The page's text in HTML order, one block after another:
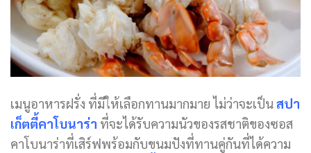
เมนูอาหารฝรั่ง ที่มีให้เลือกทานมากมาย ไม่ว่าจะเป็นสปา
เก็ตตี้คาโบนาร่า ที่จะได้รับความนัวของรสชาติของซอส
คาโบนาร่าที่เสิร์ฟพร้อมกับขนมปังที่ทานคู่กันที่ได้ความ